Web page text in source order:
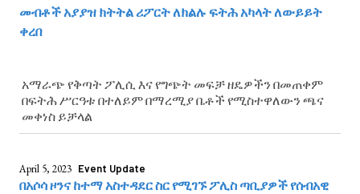
መብቶች አያያዝ ክትትል ሪፖርት ለክልሉ ፍትሕ አካላት ለውይይት
ቀረበ
አማራጭ የቅጣት ፖሊሲ እና የግጭት መፍቻ ዘዴዎችን በመጠቀም
በፍትሕ ሥርዓቱ በተለይም በማረሚያ ቤቶች የሚስተዋለውን ጫና
መቀነስ ይቻላል
April 5, 2023 Event Update
በአሶሳ ዞንና ከተማ አስተዳደር ስር የሚገኙ ፖሊስ ጣቢያዎች የሰብአዊ